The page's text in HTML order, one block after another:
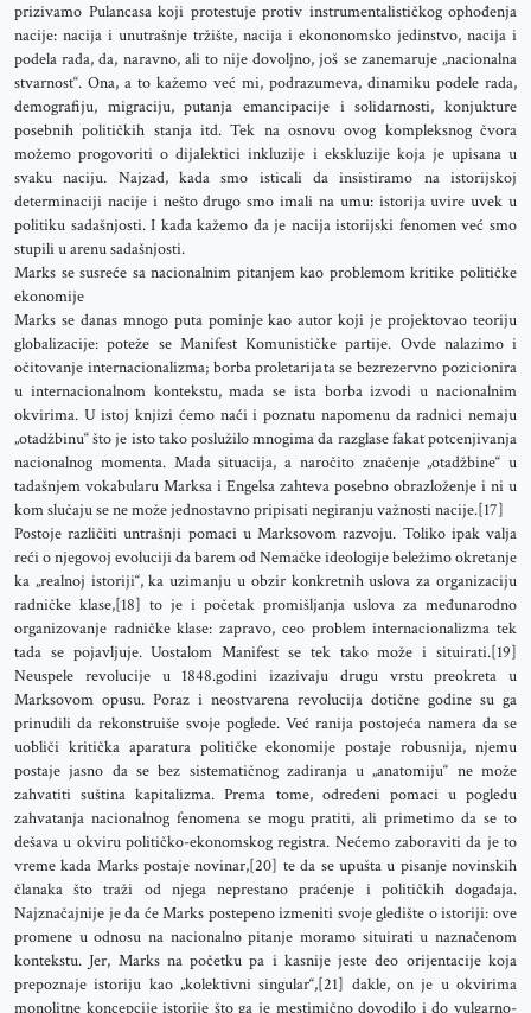
prizivamo Pulancasa koji protestuje protiv instrumentalističkog ophođenja
nacije: nacija i unutrašnje tržište, nacija i ekononomsko jedinstvo, nacija i
podela rada, da, naravno, ali to nije dovoljno, još se zanemaruje „nacionalna
stvarnost“. Ona, a to kažemo već mi, podrazumeva, dinamiku podele rada,
demografiju, migraciju, putanja emancipacije i solidarnosti, konjukture
posebnih političkih stanja itd. Tek na osnovu ovog kompleksnog čvora
možemo progovoriti o dijalektici inkluzije i ekskluzije koja je upisana u
svaku naciju. Najzad, kada smo isticali da insistiramo na istorijskoj
determinaciji nacije i nešto drugo smo imali na umu: istorija uvire uvek u
politiku sadašnjosti. I kada kažemo da je nacija istorijski fenomen već smo
stupili u arenu sadašnjosti.
Marks se susreće sa nacionalnim pitanjem kao problemom kritike političke
ekonomije
Marks se danas mnogo puta pominje kao autor koji je projektovao teoriju
globalizacije: poteže se Manifest Komunističke partije. Ovde nalazimo i
očitovanje internacionalizma; borba proletarijata se bezrezervno pozicionira
u internacionalnom kontekstu, mada se ista borba izvodi u nacionalnim
okvirima. U istoj knjizi ćemo naći i poznatu napomenu da radnici nemaju
„otadžbinu“ što je isto tako poslužilo mnogima da razglase fakat potcenjivanja
nacionalnog momenta. Mada situacija, a naročito značenje „otadžbine“ u
tadašnjem vokabularu Marksa i Engelsa zahteva posebno obrazloženje i ni u
kom slučaju se ne može jednostavno pripisati negiranju važnosti nacije.[17]
Postoje različiti untrašnji pomaci u Marksovom razvoju. Toliko ipak valja
reći o njegovoj evoluciji da barem od Nemačke ideologije beležimo okretanje
ka „realnoj istoriji“, ka uzimanju u obzir konkretnih uslova za organizaciju
radničke klase,[18] to je i početak promišljanja uslova za međunarodno
organizovanje radničke klase: zapravo, ceo problem internacionalizma tek
tada se pojavljuje. Uostalom Manifest se tek tako može i situirati.[19]
Neuspele revolucije u 1848.godini izazivaju drugu vrstu preokreta u
Marksovom opusu. Poraz i neostvarena revolucija dotične godine su ga
prinudili da rekonstruiše svoje poglede. Već ranija postojeća namera da se
uobliči kritička aparatura političke ekonomije postaje robusnija, njemu
postaje jasno da se bez sistematičnog zadiranja u „anatomiju“ ne može
zahvatiti suština kapitalizma. Prema tome, određeni pomaci u pogledu
zahvatanja nacionalnog fenomena se mogu pratiti, ali primetimo da se to
dešava u okviru političko-ekonomskog registra. Nećemo zaboraviti da je to
vreme kada Marks postaje novinar,[20] te da se upušta u pisanje novinskih
članaka što traži od njega neprestano praćenje i političkih događaja.
Najznačajnije je da će Marks postepeno izmeniti svoje gledište o istoriji: ove
promene u odnosu na nacionalno pitanje moramo situirati u naznačenom
kontekstu. Jer, Marks na početku pa i kasnije jeste deo orijentacije koja
prepoznaje istoriju kao „kolektivni singular“,[21] dakle, on je u okvirima
monolitne koncepcije istorije što ga je mestimično dovodilo i do vulgarno-